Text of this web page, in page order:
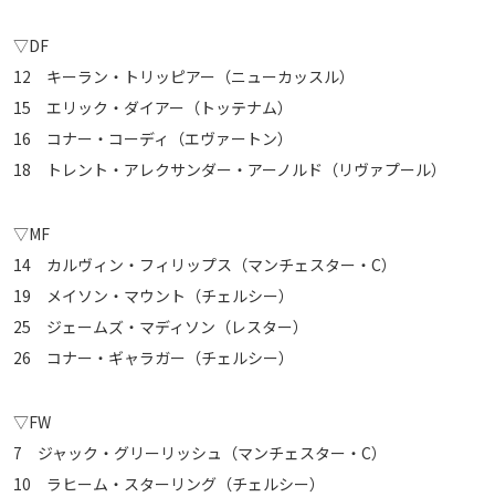
▽DF
12 キーラン・トリッピアー（ニューカッスル）
15 エリック・ダイアー（トッテナム）
16 コナー・コーディ（エヴァートン）
18 トレント・アレクサンダー・アーノルド（リヴァプール）
▽MF
14 カルヴィン・フィリップス（マンチェスター・C）
19 メイソン・マウント（チェルシー）
25 ジェームズ・マディソン（レスター）
26 コナー・ギャラガー（チェルシー）
▽FW
7 ジャック・グリーリッシュ（マンチェスター・C）
10 ラヒーム・スターリング（チェルシー）